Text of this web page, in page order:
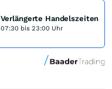
Verlängerte Handelszeiten
07:30 bis 23:00 Uhr